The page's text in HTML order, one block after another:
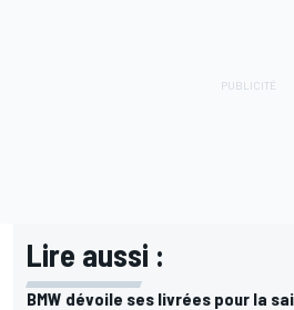
Lire aussi :
BMW dévoile ses livrées pour la